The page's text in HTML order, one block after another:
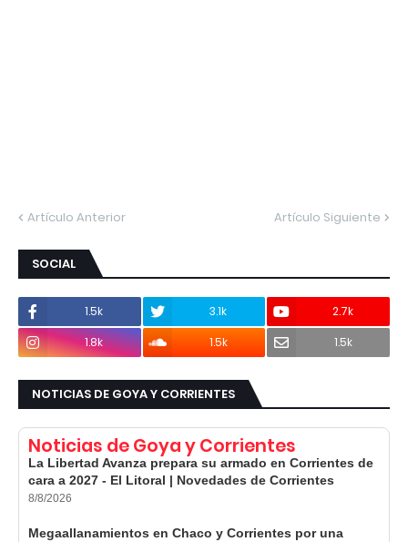
Artículo Anterior Artículo Siguiente
SOCIAL
1.5k 3.1k
2.7k
1.8k
1.5k 1.5k
NOTICIAS DE GOYA Y CORRIENTES
Noticias de Goya y Corrientes
La Libertad Avanza prepara su armado en Corrientes de
cara a 2027 - El Litoral | Novedades de Corrientes
8/8/2026
Megaallanamientos en Chaco y Corrientes por una